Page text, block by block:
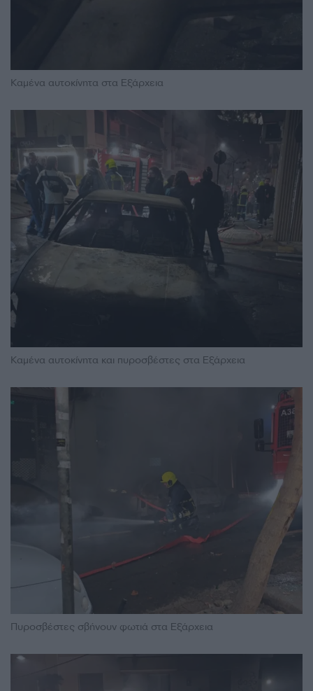
Καμένα αυτοκίνητα στα Εξάρχεια
Καμένα αυτοκίνητα και πυροσβέστες στα Εξάρχεια
Πυροσβέστες σβήνουν φωτιά στα Εξάρχεια